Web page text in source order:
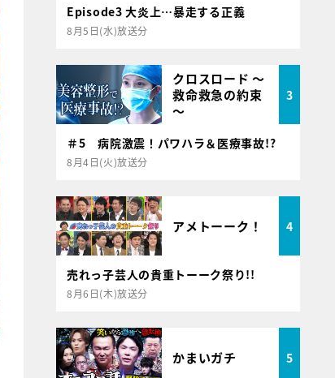
Episode3 大炎上…暴走する正義
8月5日(水)放送分
クロスロード ～
救命救急の約束
～
3
＃5 病院激震！パワハラ＆医療事故!?
8月4日(火)放送分
アメトーーク！ 4
売れっ子芸人の貴重トーーク祭り!!
8月6日(木)放送分
かまいガチ 5